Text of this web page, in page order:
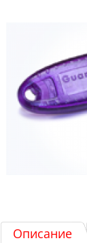
Описание